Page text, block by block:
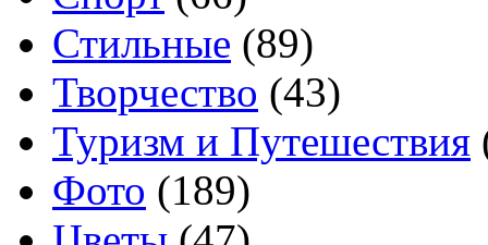
Стильные (89)
Творчество (43)
Туризм и Путешествия
Фото (189)